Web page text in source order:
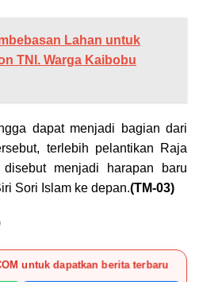
Lahan untuk
TNI. Warga Kaibobu
dapat menjadi bagian dari
terlebih pelantikan Raja
menjadi harapan baru
Sori Islam ke depan.(TM-03)
untuk dapatkan berita terbaru